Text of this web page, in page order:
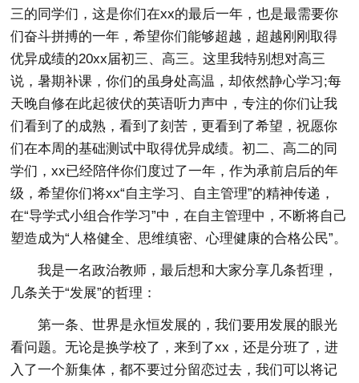
三的同学们，这是你们在xx的最后一年，也是最需要你
们奋斗拼搏的一年，希望你们能够超越，超越刚刚取得
优异成绩的20xx届初三、高三。这里我特别想对高三
说，暑期补课，你们的虽身处高温，却依然静心学习;每
天晚自修在此起彼伏的英语听力声中，专注的你们让我
们看到了的成熟，看到了刻苦，更看到了希望，祝愿你
们在本周的基础测试中取得优异成绩。初二、高二的同
学们，xx已经陪伴你们度过了一年，作为承前启后的年
级，希望你们将xx“自主学习、自主管理”的精神传递，
在“导学式小组合作学习”中，在自主管理中，不断将自己
塑造成为“人格健全、思维缜密、心理健康的合格公民”。
我是一名政治教师，最后想和大家分享几条哲理，
几条关于“发展”的哲理：
第一条、世界是永恒发展的，我们要用发展的眼光
看问题。无论是换学校了，来到了xx，还是分班了，进
入了一个新集体，都不要过分留恋过去，我们可以将记